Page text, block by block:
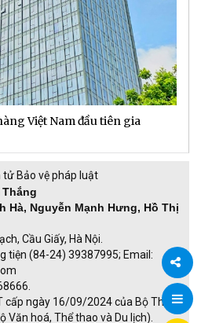
Chia
Việt Nam đầu tiên gia
tử Bảo vệ pháp luật
Thắng
Hà, Nguyễn Mạnh Hưng, Hồ Thị
Cầu Giấy, Hà Nội.
tiện (84-24) 39387995; Email:
cấp ngày 16/09/2024 của Bộ Thông
Văn hoá, Thể thao và Du lịch).